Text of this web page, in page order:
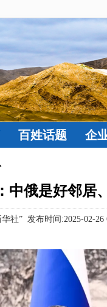
百姓话题 企
中俄是好邻居
社” 发布时间:2025-02-26